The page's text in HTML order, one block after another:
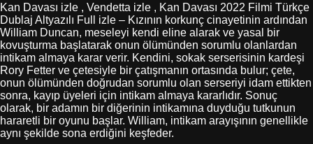
Kan Davası izle , Vendetta izle , Kan Davası 2022 Filmi Türkçe
Dublaj Altyazılı Full izle – Kızının korkunç cinayetinin ardından
William Duncan, meseleyi kendi eline alarak ve yasal bir
kovuşturma başlatarak onun ölümünden sorumlu olanlardan
intikam almaya karar verir. Kendini, sokak serserisinin kardeşi
Rory Fetter ve çetesiyle bir çatışmanın ortasında bulur; çete,
onun ölümünden doğrudan sorumlu olan serseriyi idam ettikten
sonra, kayıp üyeleri için intikam almaya kararlıdır. Sonuç
olarak, bir adamın bir diğerinin intikamına duyduğu tutkunun
hararetli bir oyunu başlar. William, intikam arayışının genellikle
aynı şekilde sona erdiğini keşfeder.